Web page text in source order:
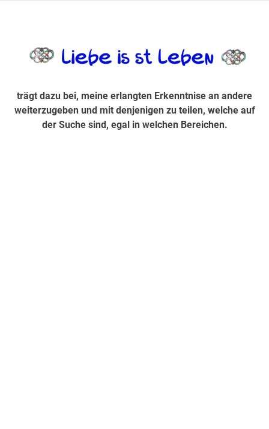
Suche sind, egal in welchen Bereichen.
trägt dazu bei, meine erlangten Erkenntnise an andere
weiterzugeben und mit denjenigen zu teilen, welche auf
der Suche sind, egal in welchen Bereichen.